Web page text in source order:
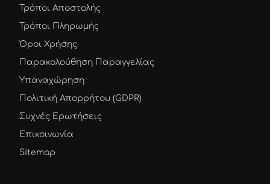
Τρόποι Αποστολής
Τρόποι Πληρωμής
Όροι Χρήσης
Παρακολούθηση Παραγγελίας
Υπαναχώρηση
Πολιτική Απορρήτου (GDPR)
Συχνές Ερωτήσεις
Επικοινωνία
Sitemap